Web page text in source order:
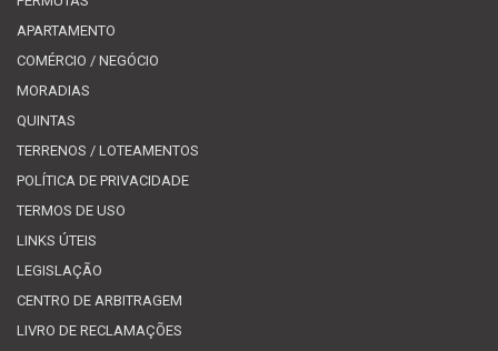
APARTAMENTO
COMÉRCIO / NEGÓCIO
MORADIAS
QUINTAS
TERRENOS / LOTEAMENTOS
POLÍTICA DE PRIVACIDADE
TERMOS DE USO
LINKS ÚTEIS
LEGISLAÇÃO
CENTRO DE ARBITRAGEM
LIVRO DE RECLAMAÇÕES